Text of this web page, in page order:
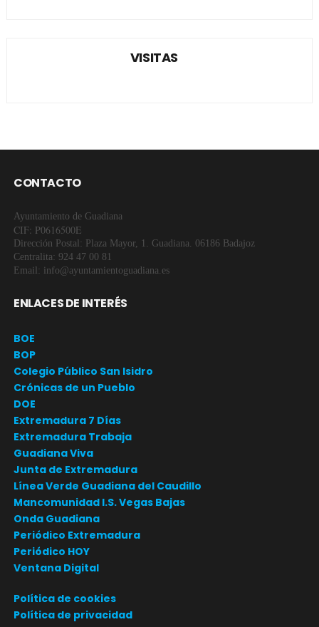
VISITAS
CONTACTO
Ayuntamiento de Guadiana
CIF: P0616500E
Dirección Postal: Plaza Mayor, 1. Guadiana. 06186 Badajoz
Centralita: 924 47 00 81
Email: info@ayuntamientoguadiana.es
ENLACES DE INTERÉS
BOE
BOP
Colegio Público San Isidro
Crónicas de un Pueblo
DOE
Extremadura 7 Días
Extremadura Trabaja
Guadiana Viva
Junta de Extremadura
Línea Verde Guadiana del Caudillo
Mancomunidad I.S. Vegas Bajas
Onda Guadiana
Periódico Extremadura
Periódico HOY
Ventana Digital
Política de cookies
Política de privacidad